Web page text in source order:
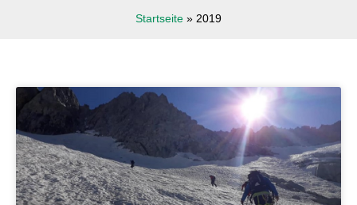
Startseite » 2019